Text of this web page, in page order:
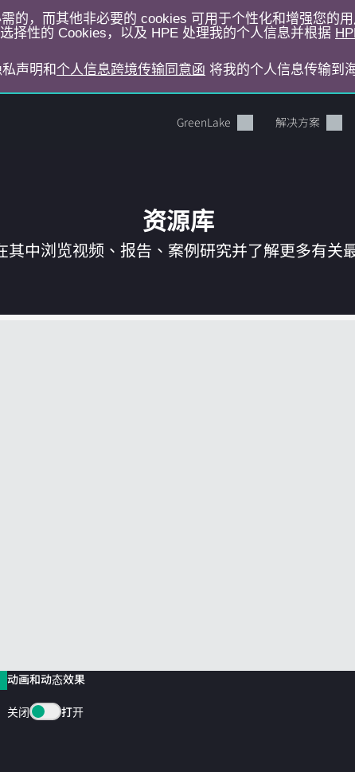
的，而其他非必要的 cookies 可用于个性化和增强您的
择性的 Cookies，以及 HPE 处理我的个人信息并根据
声明和 个人信息跨境传输同意函 将我的个人信息传输到
GreenLake 解决方案
您的购物车目前是空的
资源库
中浏览视频、报告、案例研究并了解更多有关
动画和动态效果
关闭 打开